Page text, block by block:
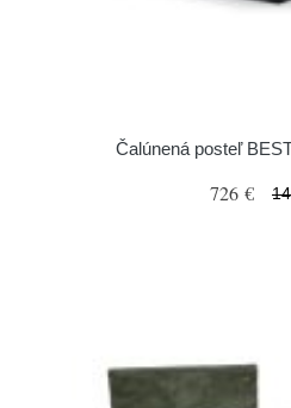
Čalúnená posteľ
726 €